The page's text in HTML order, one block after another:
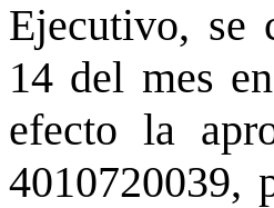
Ejecutivo, se
14 del mes
efecto la
4010720039,